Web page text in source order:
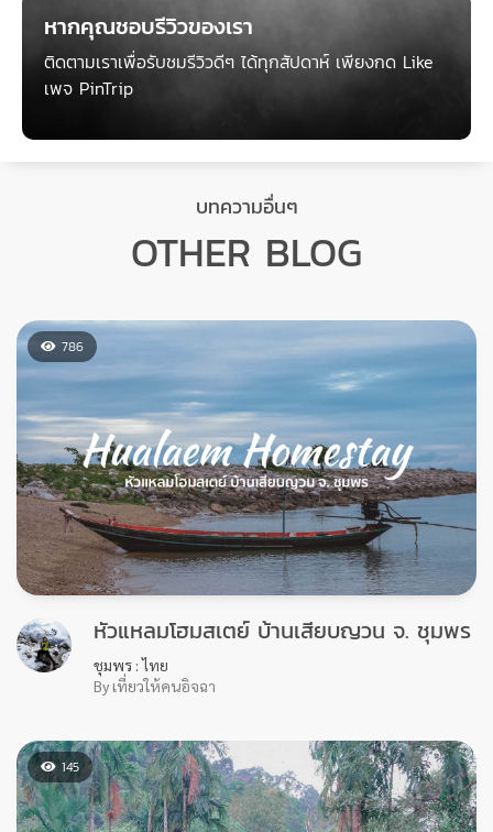
เขียนโดย เที่ยวให้คนอิจฉา
มนุษย์เงินเดือน ที่มีความฝันอยากไปถ่ายรูปรอบโลก ผจญภัย ดำน้ำ
02/05/2021
ไลฟ์สไตล์ท่องเที่ยว.. ของคนรุ่นใหม่
หากคุณชอบรีวิวของเรา
ติดตามเราเพื่อรับชมรีวิวดีๆ ได้ทุกสัปดาห์ เพียงกด Like
เพจ PinTrip
บทความอื่นๆ
OTHER BLOG
786